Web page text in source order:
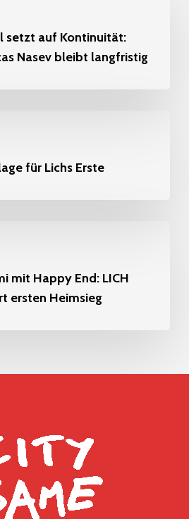
setzt auf Kontinuität:
Nasev bleibt langfristig
für Lichs Erste
mit Happy End: LICH
ersten Heimsieg